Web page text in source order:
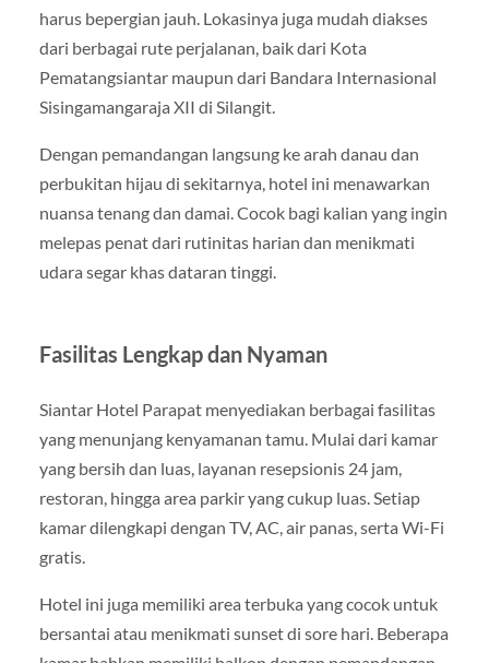
harus bepergian jauh. Lokasinya juga mudah diakses
dari berbagai rute perjalanan, baik dari Kota
Pematangsiantar maupun dari Bandara Internasional
Sisingamangaraja XII di Silangit.
Dengan pemandangan langsung ke arah danau dan
perbukitan hijau di sekitarnya, hotel ini menawarkan
nuansa tenang dan damai. Cocok bagi kalian yang ingin
melepas penat dari rutinitas harian dan menikmati
udara segar khas dataran tinggi.
Fasilitas Lengkap dan Nyaman
Siantar Hotel Parapat menyediakan berbagai fasilitas
yang menunjang kenyamanan tamu. Mulai dari kamar
yang bersih dan luas, layanan resepsionis 24 jam,
restoran, hingga area parkir yang cukup luas. Setiap
kamar dilengkapi dengan TV, AC, air panas, serta Wi-Fi
gratis.
Hotel ini juga memiliki area terbuka yang cocok untuk
bersantai atau menikmati sunset di sore hari. Beberapa